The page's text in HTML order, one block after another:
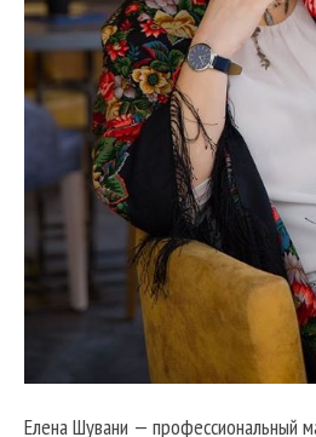
Елена Шувани — профессиональный